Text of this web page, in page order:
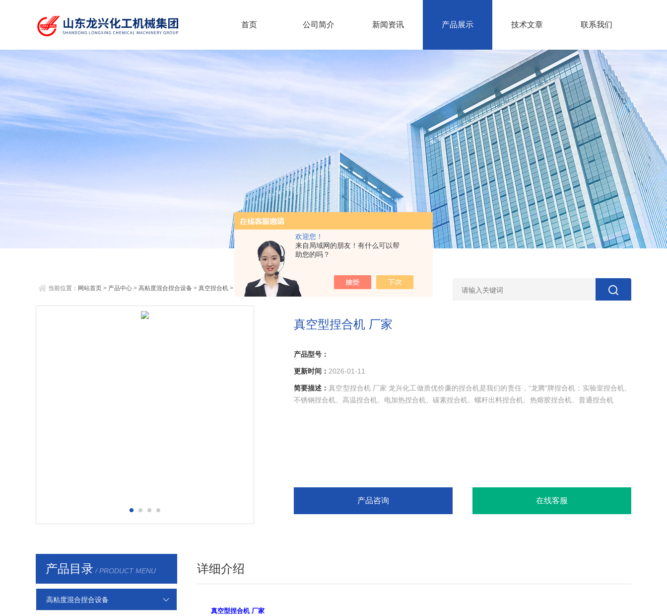
欢迎您！
来自局域网的朋友！有什么可以帮
助您的吗？
首页 公司简介 新闻资讯 产品展示 技术文章 联系我们
当前位置： 网站首页 > 产品中心 > 高粘度混合捏合设备 > 真空捏合机 > 真空型捏合机 厂家
真空型捏合机 厂家
产品型号：
更新时间： 2026-01-11
简要描述：真空型捏合机 厂家 龙兴化工做质优价廉的捏合机是我们的责任，“龙腾"牌捏合机：实验室捏合机、
不锈钢捏合机、高温捏合机、电加热捏合机、碳素捏合机、螺杆出料捏合机、热熔胶捏合机、普通捏合机
产品咨询 在线客服
产品目录 / PRODUCT MENU
高粘度混合捏合设备
详细介绍
真空型捏合机 厂家